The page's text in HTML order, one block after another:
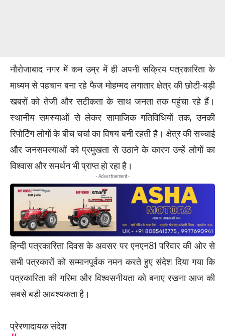
नौरोजाबाद नगर में कम उम्र में ही अपनी सक्रिय पत्रकारिता के
माध्यम से पहचान बना रहे फैज मोहम्मद लगातार क्षेत्र की छोटी-बड़ी
खबरों को तेजी और सटीकता के साथ जनता तक पहुंचा रहे हैं।
स्थानीय समस्याओं से लेकर सामाजिक गतिविधियों तक, उनकी
रिपोर्टिंग लोगों के बीच चर्चा का विषय बनी रहती है। क्षेत्र की सच्चाई
और जनसमस्याओं को प्रमुखता से उठाने के कारण उन्हें लोगों का
विश्वास और समर्थन भी प्राप्त हो रहा है।
- Advertisement -
हिन्दी पत्रकारिता दिवस के अवसर पर एनएन81 परिवार की ओर से
सभी पत्रकारों को सम्मानपूर्वक नमन करते हुए संदेश दिया गया कि
पत्रकारिता की गरिमा और विश्वसनीयता को बनाए रखना आज की
सबसे बड़ी आवश्यकता है।
प्रेरणादायक संदेश